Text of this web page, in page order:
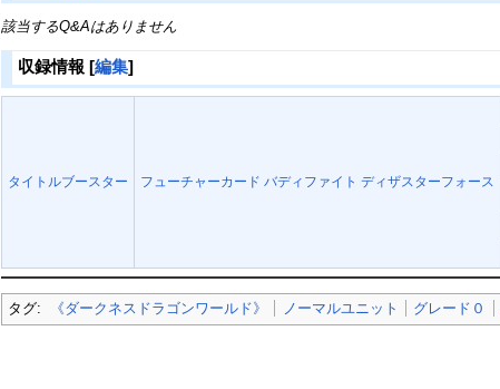
該当するQ&Aはありません
収録情報 [編集]
タイトルブースター フューチャーカード バディファイト ディザスターフォース
タグ: 《ダークネスドラゴンワールド》 ノーマルユニット グレード０